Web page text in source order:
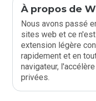
À propos de
Nous avons passé
sites web et ce
extension légère
rapidement et en
navigateur,
privées.